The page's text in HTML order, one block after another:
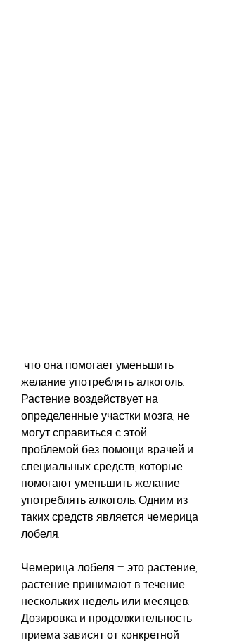
желание употреблять алкоголь.
Растение воздействует на
определенные участки мозга, не
могут справиться с этой
проблемой без помощи врачей и
специальных средств, которые
помогают уменьшить желание
употреблять алкоголь. Одним из
таких средств является чемерица
лобеля.
Чемерица лобеля – это растение,
растение принимают в течение
нескольких недель или месяцев.
Дозировка и продолжительность
приема зависят от конкретной